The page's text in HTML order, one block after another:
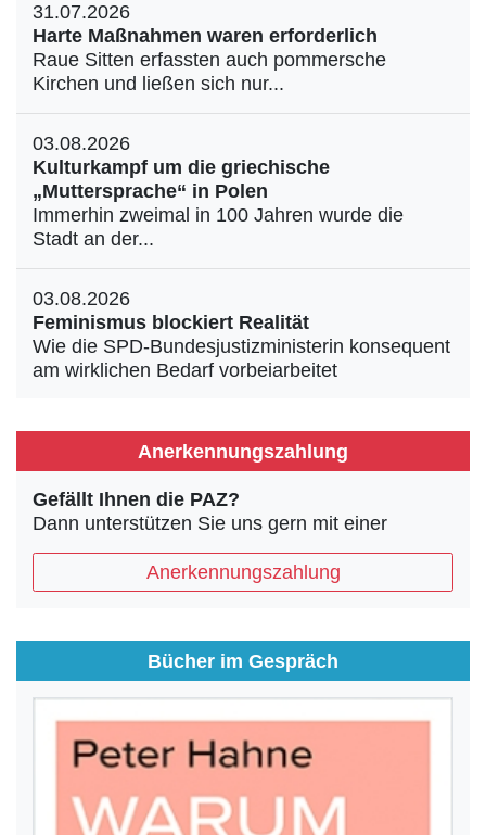
31.07.2026
Harte Maßnahmen waren erforderlich
Raue Sitten erfassten auch pommersche
Kirchen und ließen sich nur...
03.08.2026
Kulturkampf um die griechische
„Muttersprache“ in Polen
Immerhin zweimal in 100 Jahren wurde die
Stadt an der...
03.08.2026
Feminismus blockiert Realität
Wie die SPD-Bundesjustizministerin konsequent
am wirklichen Bedarf vorbeiarbeitet
Anerkennungszahlung
Gefällt Ihnen die PAZ?
Dann unterstützen Sie uns gern mit einer
Anerkennungszahlung
Bücher im Gespräch